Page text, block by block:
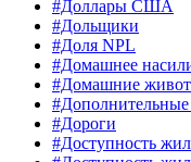
#Доллары США
#Дольщики
#Доля NPL
#Домашнее
#Домашние
#Дополнительные
#Дороги
#Доступность